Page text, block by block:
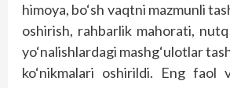
himoya, bo‘sh vaqtni mazmunli
oshirish, rahbarlik mahorati,
yo‘nalishlardagi mashg‘ulotlar
ko‘nikmalari oshirildi. Eng faol